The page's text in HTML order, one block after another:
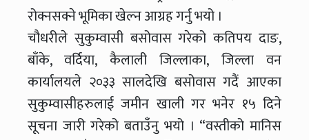
रोक्नसक्ने भूमिका खेल्न आग्रह गर्नु भयो ।
चौधरीले सुकुम्वासी बसोवास गरेको कतिपय दाङ,
बाँके, वर्दिया, कैलाली जिल्लाका, जिल्ला वन
कार्यालयले २०३३ सालदेखि बसोवास गदैं आएका
सुकुम्वासीहरुलाई जमीन खाली गर भनेर १५ दिने
सूचना जारी गरेको बताउँनु भयो । “वस्तीको मानिस